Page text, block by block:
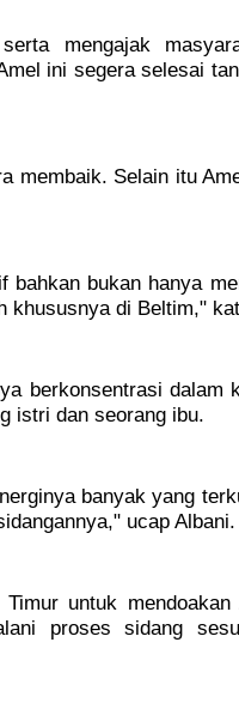
mengajak
ini segera selesai
membaik. Selain itu
bahkan bukan hanya
khususnya di Beltim,"
berkonsentrasi dalam
istri dan seorang ibu.
banyak yang
ucap Albani.
untuk mendoakan
proses sidang